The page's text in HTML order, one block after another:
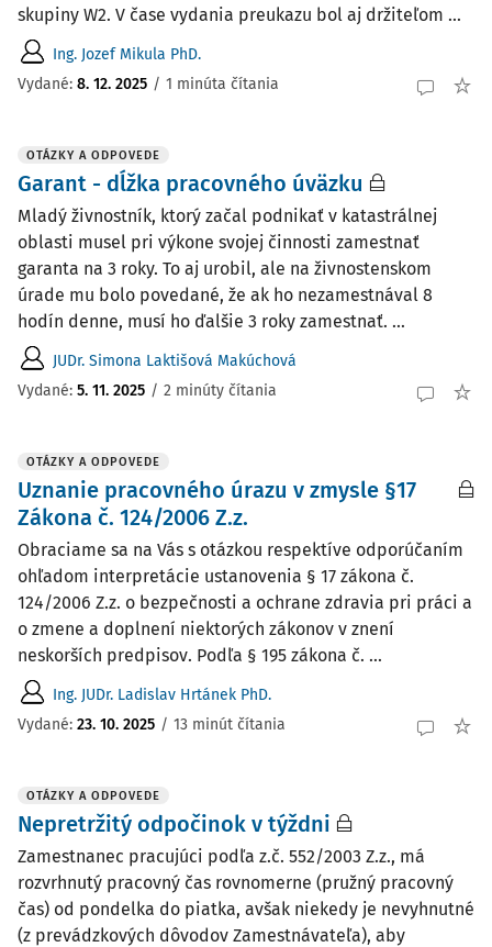
skupiny W2. V čase vydania preukazu bol aj držiteľom ...
Ing. Jozef Mikula PhD.
Vydané: 8. 12. 2025 / 1 minúta čítania
OTÁZKY A ODPOVEDE
Garant - dĺžka pracovného úväzku
Mladý živnostník, ktorý začal podnikať v katastrálnej
oblasti musel pri výkone svojej činnosti zamestnať
garanta na 3 roky. To aj urobil, ale na živnostenskom
úrade mu bolo povedané, že ak ho nezamestnával 8
hodín denne, musí ho ďalšie 3 roky zamestnať. ...
JUDr. Simona Laktišová Makúchová
Vydané: 5. 11. 2025 / 2 minúty čítania
OTÁZKY A ODPOVEDE
Uznanie pracovného úrazu v zmysle §17
Zákona č. 124/2006 Z.z.
Obraciame sa na Vás s otázkou respektíve odporúčaním
ohľadom interpretácie ustanovenia § 17 zákona č.
124/2006 Z.z. o bezpečnosti a ochrane zdravia pri práci a
o zmene a doplnení niektorých zákonov v znení
neskorších predpisov. Podľa § 195 zákona č. ...
Ing. JUDr. Ladislav Hrtánek PhD.
Vydané: 23. 10. 2025 / 13 minút čítania
OTÁZKY A ODPOVEDE
Nepretržitý odpočinok v týždni
Zamestnanec pracujúci podľa z.č. 552/2003 Z.z., má
rozvrhnutý pracovný čas rovnomerne (pružný pracovný
čas) od pondelka do piatka, avšak niekedy je nevyhnutné
(z prevádzkových dôvodov Zamestnávateľa), aby